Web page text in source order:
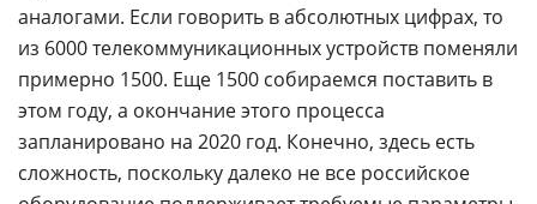
аналогами. Если говорить в абсолютных цифрах, то
из 6000 телекоммуникационных устройств поменяли
примерно 1500. Еще 1500 собираемся поставить в
этом году, а окончание этого процесса
запланировано на 2020 год. Конечно, здесь есть
сложность, поскольку далеко не все российское